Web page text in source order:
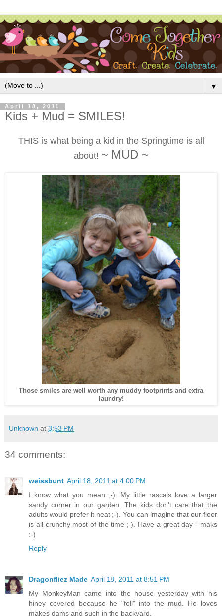
▼
April 18, 2011
Kids + Mud = SMILES!
THIS is what being a kid in the Springtime is all
about! ~ MUD ~
Those smiles are well worth any muddy footprints and extra
laundry!
Unknown at 3:53 PM
34 comments:
weissbunt April 18, 2011 at 4:00 PM
I know what you mean ;-). My little rascals love a larger
sandy corner in our garden. The kids don't care that the
adults would prefer it neat ;-). You can imagine that our floor
is all crunchy most of the time ;-). Have a great day - maks
:-)
Reply
Dragonfliez Made April 18, 2011 at 8:51 PM
My MonkeyMan came into the house yesterday with his
hiney covered because he "fell" into the mud. He loves
makes dams and such in the backyard.